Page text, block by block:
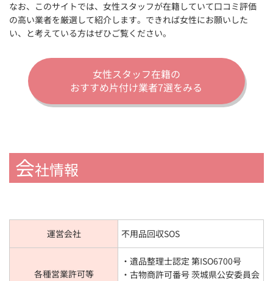
なお、このサイトでは、女性スタッフが在籍していて口コミ評価
の高い業者を厳選して紹介します。できれば女性にお願いした
い、と考えている方はぜひご覧ください。
女性スタッフ在籍の
おすすめ片付け業者7選をみる
会社情報
運営会社 不用品回収SOS
各種営業許可等
・遺品整理士認定 第ISO6700号
・古物商許可番号 茨城県公安委員会